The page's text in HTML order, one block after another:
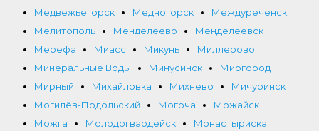
Медвежьегорск
Медногорск
Междуреченск
Мелитополь
Менделеево
Менделеевск
Мерефа
Миасс Микунь
Миллерово
Минеральные Воды
Минусинск
Миргород
Мирный
Михайловка Михнево
Мичуринск
Могилёв-Подольский
Могоча
Можайск
Можга
Молодогвардейск
Монастыриска